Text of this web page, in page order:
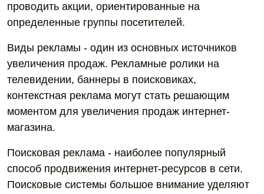
проводить акции, ориентированные на
определенные группы посетителей.
Виды рекламы - один из основных источников
увеличения продаж. Рекламные ролики на
телевидении, баннеры в поисковиках,
контекстная реклама могут стать решающим
моментом для увеличения продаж интернет-
магазина.
Поисковая реклама - наиболее популярный
способ продвижения интернет-ресурсов в сети.
Поисковые системы большое внимание уделяют